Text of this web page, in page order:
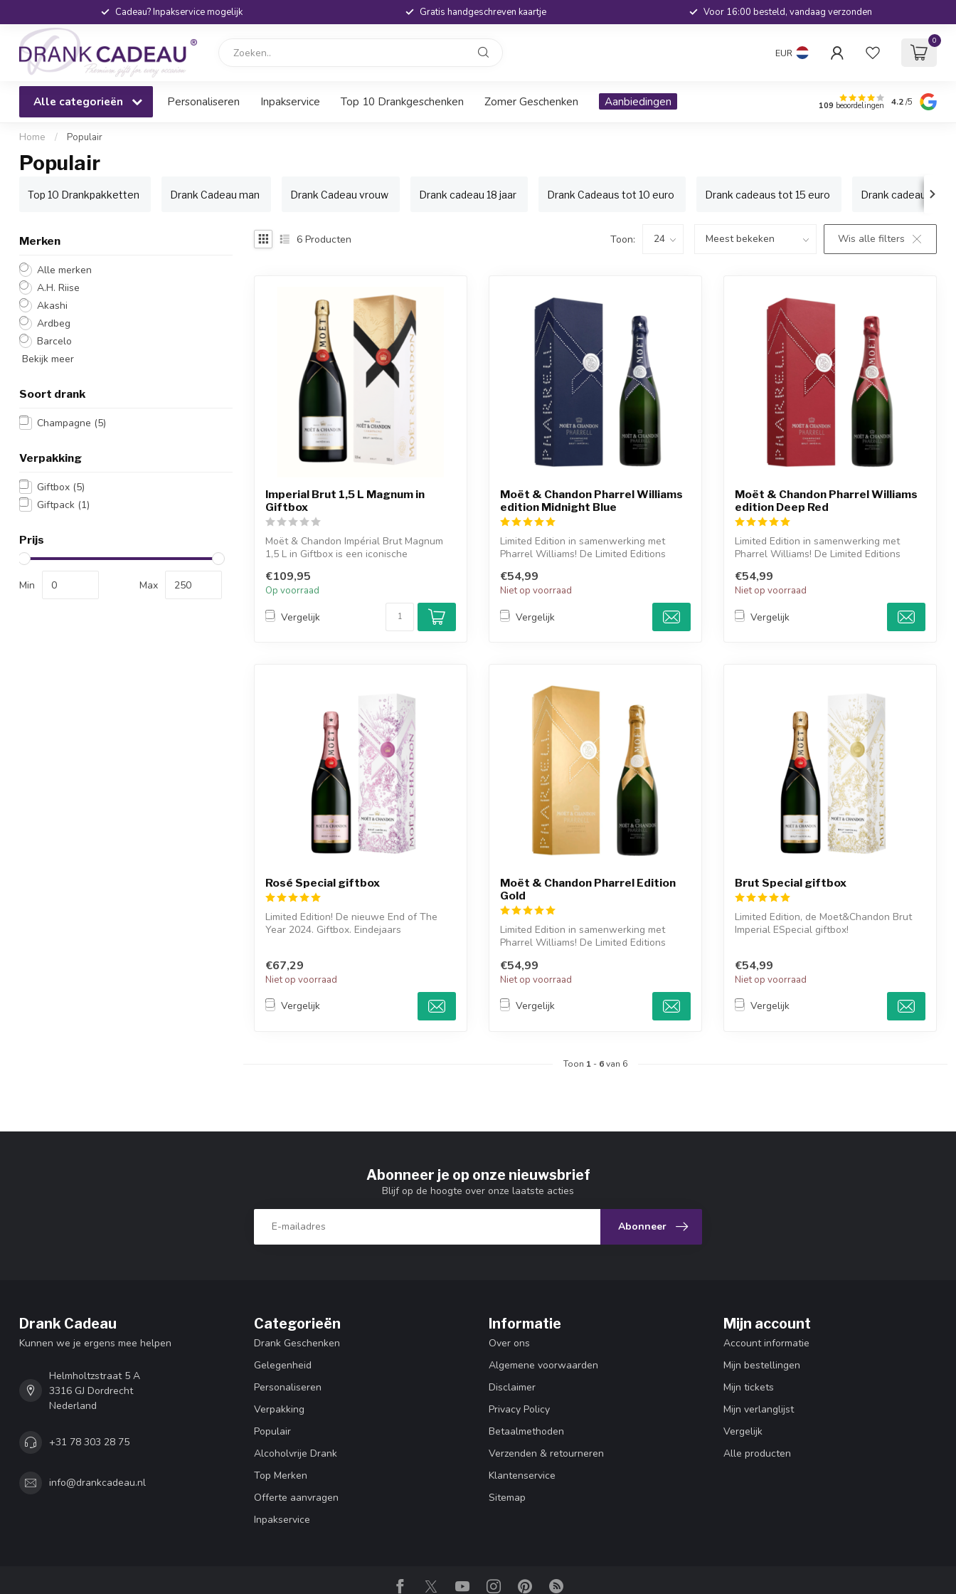
Cadeau? Inpakservice mogelijk Gratis handgeschreven kaartje Voor 16:00 besteld, vandaag verzonden
EUR
0
Alle categorieën Personaliseren Inpakservice Top 10 Drankgeschenken Zomer Geschenken Aanbiedingen 109 beoordelingen 4.2/5
Home / Populair
Populair
Top 10 Drankpakketten Drank Cadeau man Drank Cadeau vrouw Drank cadeau 18 jaar Drank Cadeaus tot 10 euro Drank cadeaus tot 15 euro Drank cadeaus tot
Merken
Alle merken
A.H. Riise
Akashi
Ardbeg
Barcelo
Bekijk meer
Soort drank
Champagne (5)
Verpakking
Giftbox (5)
Giftpack (1)
Prijs
Min Max
6 Producten Toon: Wis alle filters
Imperial Brut 1,5 L Magnum in
Giftbox
Moët & Chandon Impérial Brut Magnum
1,5 L in Giftbox is een iconische
€109,95
Op voorraad
Vergelijk
Moët & Chandon Pharrel Williams
edition Midnight Blue
Limited Edition in samenwerking met
Pharrel Williams! De Limited Editions
€54,99
Niet op voorraad
Vergelijk
Moët & Chandon Pharrel Williams
edition Deep Red
Limited Edition in samenwerking met
Pharrel Williams! De Limited Editions
€54,99
Niet op voorraad
Vergelijk
Rosé Special giftbox
Limited Edition! De nieuwe End of The
Year 2024. Giftbox. Eindejaars
€67,29
Niet op voorraad
Vergelijk
Moët & Chandon Pharrel Edition
Gold
Limited Edition in samenwerking met
Pharrel Williams! De Limited Editions
€54,99
Niet op voorraad
Vergelijk
Brut Special giftbox
Limited Edition, de Moet&Chandon Brut
Imperial ESpecial giftbox!
€54,99
Niet op voorraad
Vergelijk
Toon 1 - 6van 6
Abonneer je op onze nieuwsbrief
Blijf op de hoogte over onze laatste acties
Abonneer
Drank Cadeau
Kunnen we je ergens mee helpen
Helmholtzstraat 5 A
3316 GJ Dordrecht
Nederland
+31 78 303 28 75
info@drankcadeau.nl
Categorieën
Drank Geschenken
Gelegenheid
Personaliseren
Verpakking
Populair
Alcoholvrije Drank
Top Merken
Offerte aanvragen
Inpakservice
Informatie
Over ons
Algemene voorwaarden
Disclaimer
Privacy Policy
Betaalmethoden
Verzenden & retourneren
Klantenservice
Sitemap
Mijn account
Account informatie
Mijn bestellingen
Mijn tickets
Mijn verlanglijst
Vergelijk
Alle producten